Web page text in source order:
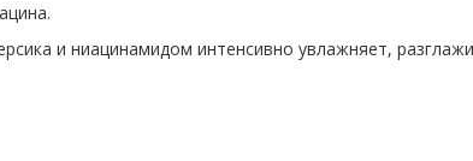
и ниацинамидом интенсивно увлажняет,